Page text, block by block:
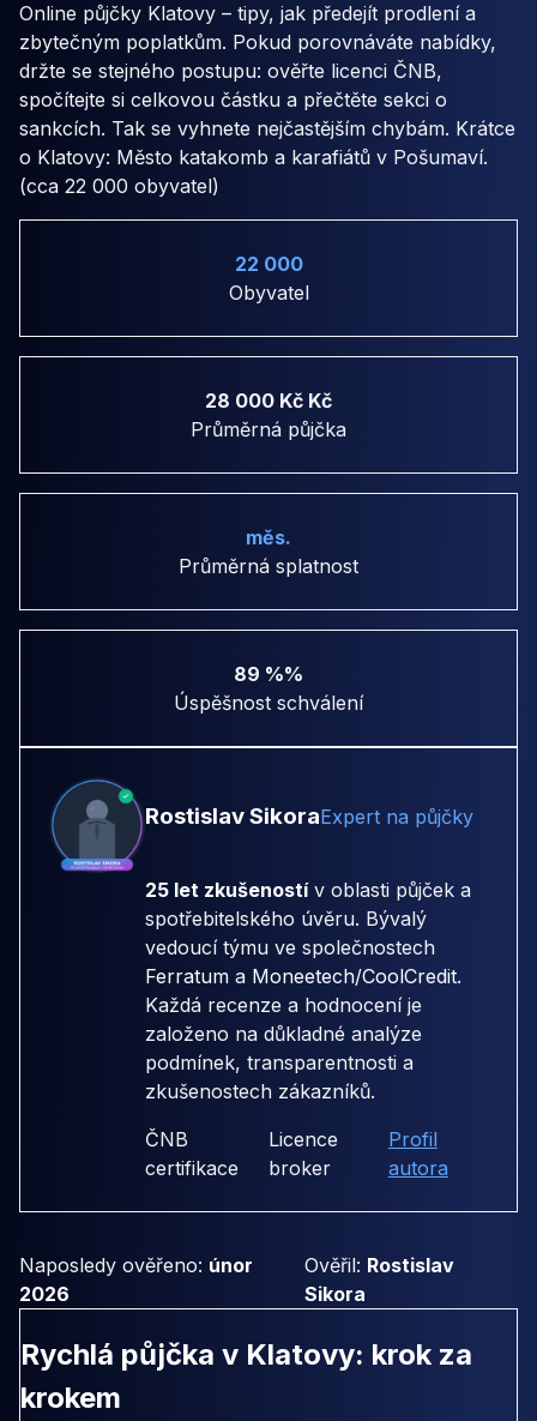
Online půjčky Klatovy – tipy, jak předejít prodlení a
zbytečným poplatkům. Pokud porovnáváte nabídky,
držte se stejného postupu: ověřte licenci ČNB,
spočítejte si celkovou částku a přečtěte sekci o
sankcích. Tak se vyhnete nejčastějším chybám. Krátce
o Klatovy: Město katakomb a karafiátů v Pošumaví.
(cca 22 000 obyvatel)
22 000
Obyvatel
28 000 Kč Kč
Průměrná půjčka
měs.
Průměrná splatnost
89 %%
Úspěšnost schválení
Rostislav SikoraExpert na půjčky
25 let zkušenostív oblasti půjček a
spotřebitelského úvěru. Bývalý
vedoucí týmu ve společnostech
Ferratum a Moneetech/CoolCredit.
Každá recenze a hodnocení je
založeno na důkladné analýze
podmínek, transparentnosti a
zkušenostech zákazníků.
ČNB
certifikace
Licence
broker
Profil
autora
Naposledy ověřeno: únor
2026
Ověřil: Rostislav
Sikora
Rychlá půjčka v Klatovy: krok za
krokem